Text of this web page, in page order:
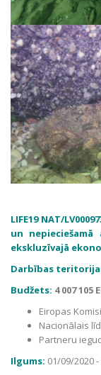
LIFE19 NAT/
un
ekskluzīvajā
Darbības teritorija
Budžets: 4 007 105
Eiropas
Nacionālais
Partneru
Ilgums: 01/09/2020